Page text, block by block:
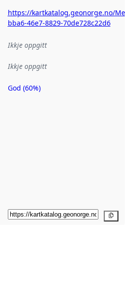
https://kartkatalog.geonorge.no/
bba6-46e7-8829-70de728c22d6
Ikkje oppgitt
Ikkje oppgitt
Metadatakvalitet
God (60%)